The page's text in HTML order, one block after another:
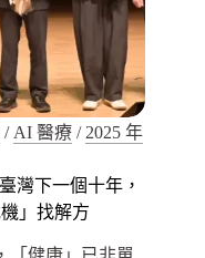
/ AI 醫療 / 2025 年
灣下一個十年，
」找解方